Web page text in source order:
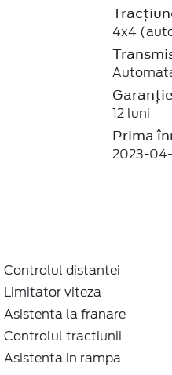
4x4
12 luni
Prima
2023-04-
Controlul distantei
Limitator viteza
Asistenta la franare
Controlul tractiunii
Asistenta in rampa